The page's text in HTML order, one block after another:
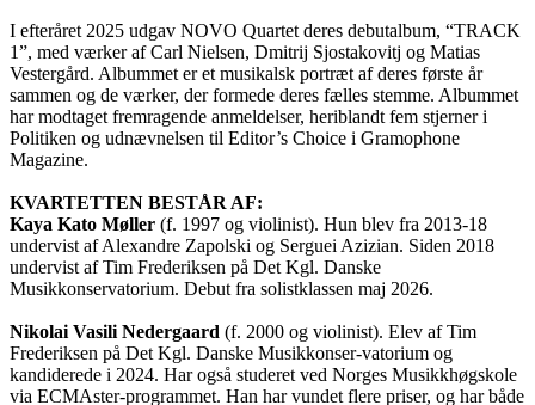
I efteråret 2025 udgav NOVO Quartet deres debutalbum, “TRACK
1”, med værker af Carl Nielsen, Dmitrij Sjostakovitj og Matias
Vestergård. Albummet er et musikalsk portræt af deres første år
sammen og de værker, der formede deres fælles stemme. Albummet
har modtaget fremragende anmeldelser, heriblandt fem stjerner i
Politiken og udnævnelsen til Editor’s Choice i Gramophone
Magazine.
KVARTETTEN BESTÅR AF:
Kaya Kato Møller (f. 1997 og violinist). Hun blev fra 2013-18
undervist af Alexandre Zapolski og Serguei Azizian. Siden 2018
undervist af Tim Frederiksen på Det Kgl. Danske
Musikkonservatorium. Debut fra solistklassen maj 2026.
Nikolai Vasili Nedergaard (f. 2000 og violinist). Elev af Tim
Frederiksen på Det Kgl. Danske Musikkonser-vatorium og
kandiderede i 2024. Har også studeret ved Norges Musikkhøgskole
via ECMAster-programmet. Han har vundet flere priser, og har både